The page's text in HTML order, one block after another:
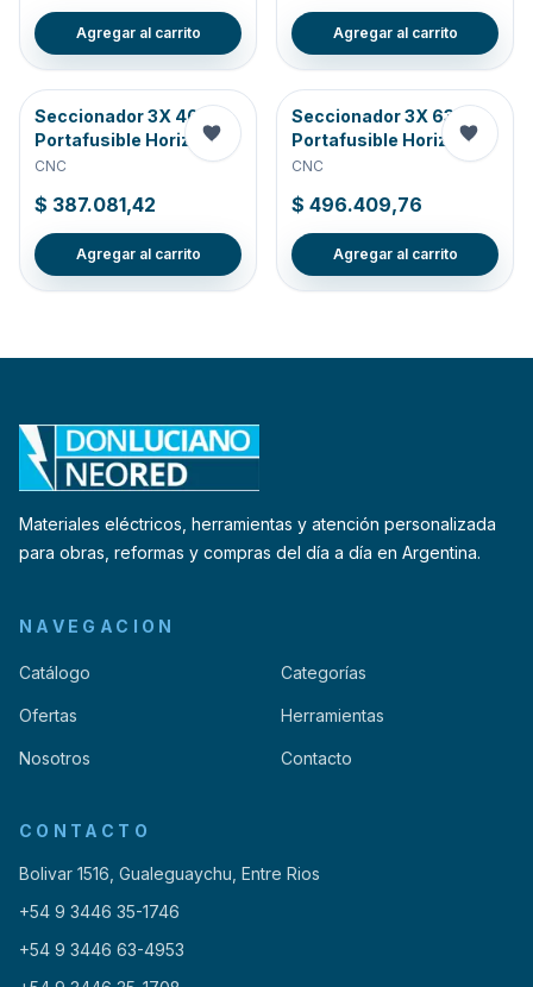
Agregar al carrito Agregar al carrito
Seccionador 3X 400A
Portafusible Horizonta
CNC
$ 387.081,42
Agregar al carrito
Seccionador 3X 630A
Portafusible Horizonta
CNC
$ 496.409,76
Agregar al carrito
Materiales eléctricos, herramientas y atención personalizada
para obras, reformas y compras del día a día en Argentina.
NAVEGACION
Catálogo Categorías
Ofertas Herramientas
Nosotros Contacto
CONTACTO
Bolivar 1516, Gualeguaychu, Entre Rios
+54 9 3446 35-1746
+54 9 3446 63-4953